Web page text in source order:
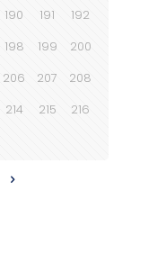
190 191
192
198 199
200
206 207
208
214 215
216